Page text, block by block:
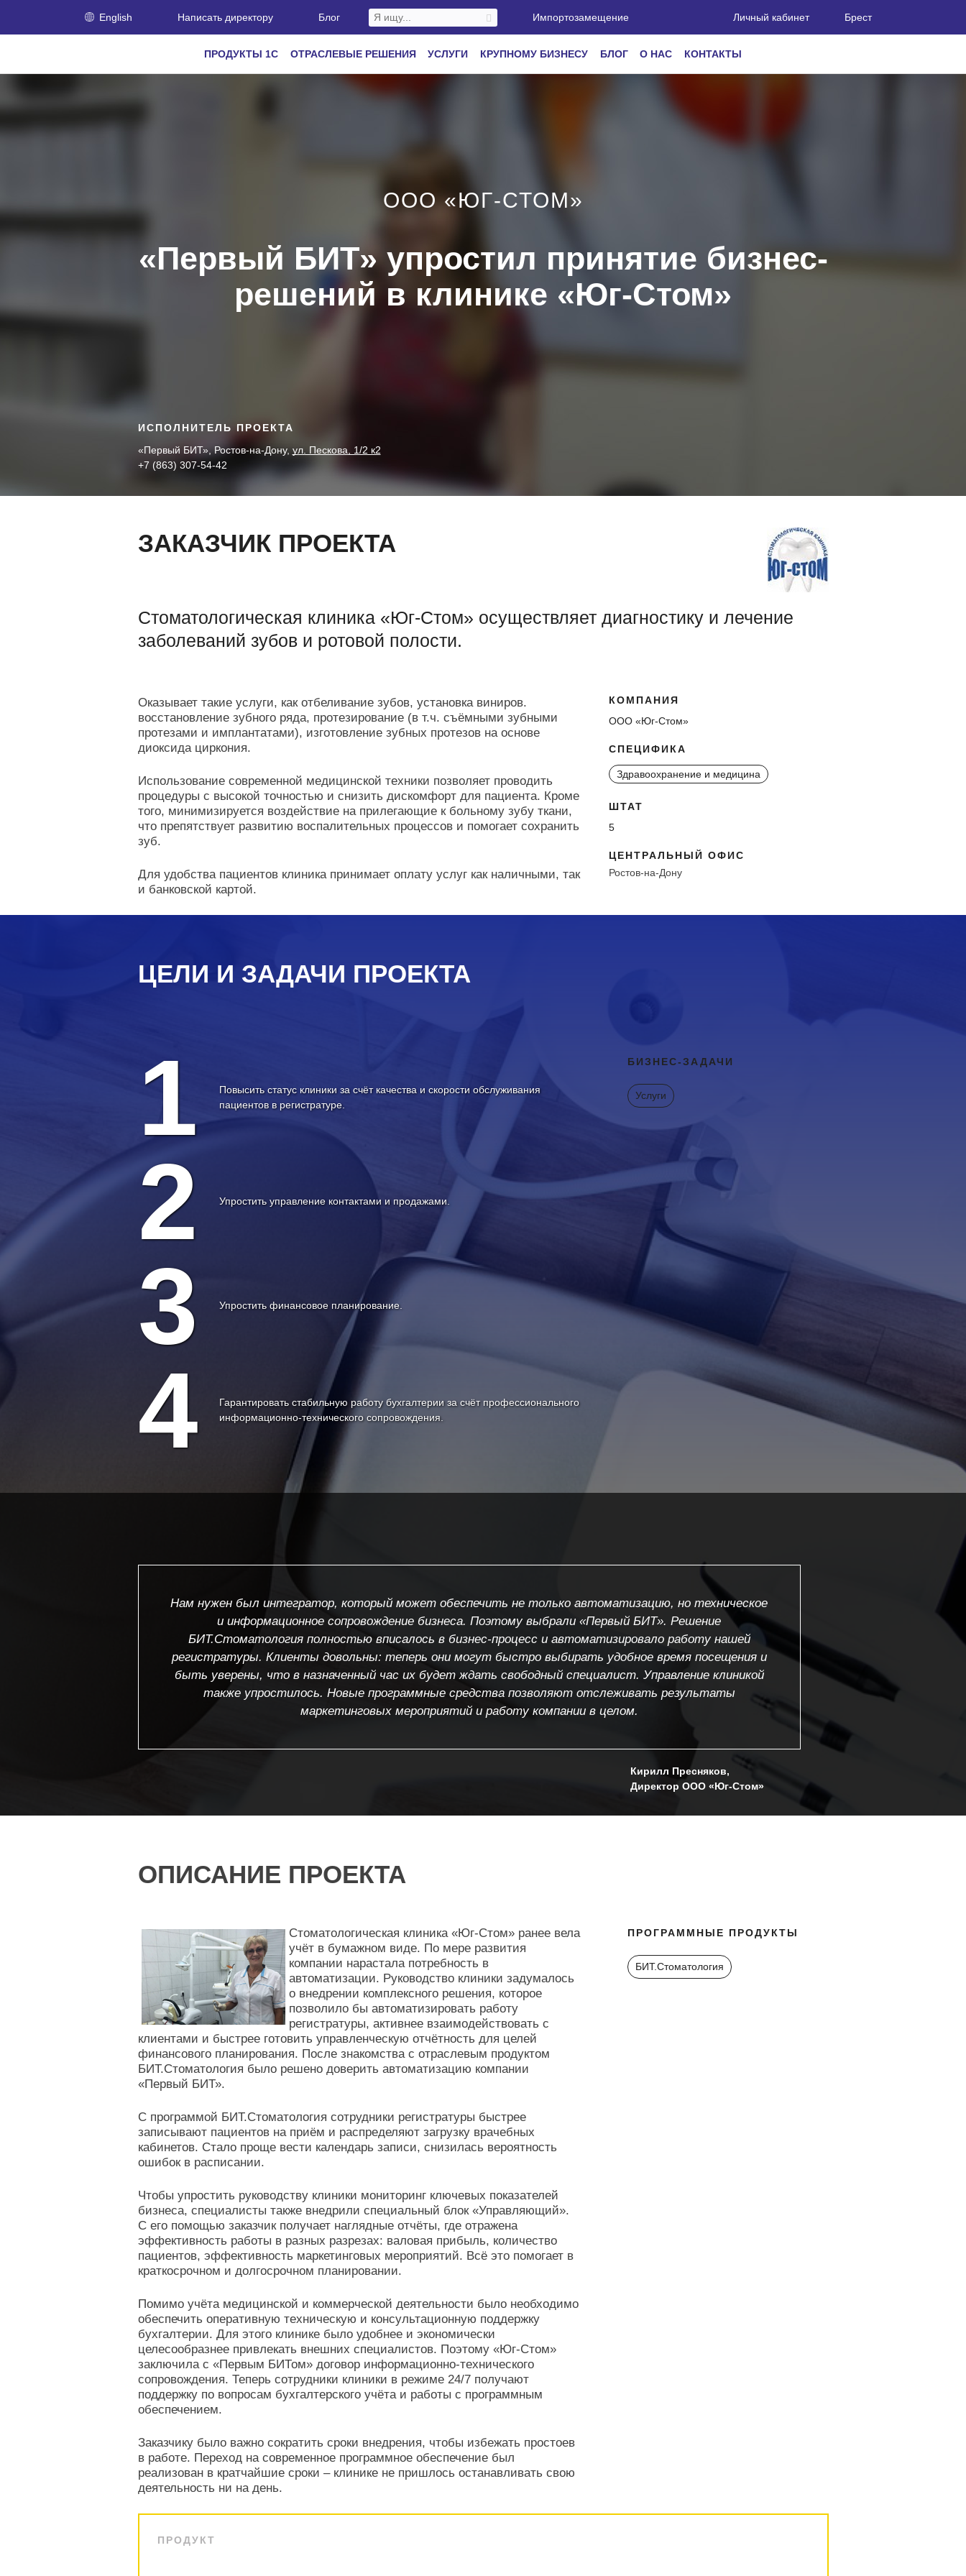
English Написать директору Блог Импортозамещение Личный кабинет Брест
ПРОДУКТЫ 1С ОТРАСЛЕВЫЕ РЕШЕНИЯ УСЛУГИ КРУПНОМУ БИЗНЕСУ БЛОГ О НАС КОНТАКТЫ
ООО «ЮГ-СТОМ»
«Первый БИТ» упростил принятие бизнес-
решений в клинике «Юг-Стом»
ИСПОЛНИТЕЛЬ ПРОЕКТА
«Первый БИТ», Ростов-на-Дону, ул. Пескова, 1/2 к2
+7 (863) 307-54-42
ЗАКАЗЧИК ПРОЕКТА
Стоматологическая клиника «Юг-Стом» осуществляет диагностику и лечение
заболеваний зубов и ротовой полости.
Оказывает такие услуги, как отбеливание зубов, установка виниров.
восстановление зубного ряда, протезирование (в т.ч. съёмными зубными
протезами и имплантатами), изготовление зубных протезов на основе
диоксида циркония.
Использование современной медицинской техники позволяет проводить
процедуры с высокой точностью и снизить дискомфорт для пациента. Кроме
того, минимизируется воздействие на прилегающие к больному зубу ткани,
что препятствует развитию воспалительных процессов и помогает сохранить
зуб.
Для удобства пациентов клиника принимает оплату услуг как наличными, так
и банковской картой.
КОМПАНИЯ
ООО «Юг-Стом»
СПЕЦИФИКА
Здравоохранение и медицина
ШТАТ
5
ЦЕНТРАЛЬНЫЙ ОФИС
Ростов-на-Дону
ЦЕЛИ И ЗАДАЧИ ПРОЕКТА
1
Повысить статус клиники за счёт качества и скорости обслуживания
пациентов в регистратуре.
2 Упростить управление контактами и продажами.
3 Упростить финансовое планирование.
4
Гарантировать стабильную работу бухгалтерии за счёт профессионального
информационно-технического сопровождения.
БИЗНЕС-ЗАДАЧИ
Услуги
Нам нужен был интегратор, который может обеспечить не только автоматизацию, но техническое
и информационное сопровождение бизнеса. Поэтому выбрали «Первый БИТ». Решение
БИТ.Стоматология полностью вписалось в бизнес-процесс и автоматизировало работу нашей
регистратуры. Клиенты довольны: теперь они могут быстро выбирать удобное время посещения и
быть уверены, что в назначенный час их будет ждать свободный специалист. Управление клиникой
также упростилось. Новые программные средства позволяют отслеживать результаты
маркетинговых мероприятий и работу компании в целом.
Кирилл Пресняков,
Директор ООО «Юг-Стом»
ОПИСАНИЕ ПРОЕКТА
Стоматологическая клиника «Юг-Стом» ранее вела
учёт в бумажном виде. По мере развития
компании нарастала потребность в
автоматизации. Руководство клиники задумалось
о внедрении комплексного решения, которое
позволило бы автоматизировать работу
регистратуры, активнее взаимодействовать с
клиентами и быстрее готовить управленческую отчётность для целей
финансового планирования. После знакомства с отраслевым продуктом
БИТ.Стоматология было решено доверить автоматизацию компании
«Первый БИТ».
С программой БИТ.Стоматология сотрудники регистратуры быстрее
записывают пациентов на приём и распределяют загрузку врачебных
кабинетов. Стало проще вести календарь записи, снизилась вероятность
ошибок в расписании.
Чтобы упростить руководству клиники мониторинг ключевых показателей
бизнеса, специалисты также внедрили специальный блок «Управляющий».
С его помощью заказчик получает наглядные отчёты, где отражена
эффективность работы в разных разрезах: валовая прибыль, количество
пациентов, эффективность маркетинговых мероприятий. Всё это помогает в
краткосрочном и долгосрочном планировании.
Помимо учёта медицинской и коммерческой деятельности было необходимо
обеспечить оперативную техническую и консультационную поддержку
бухгалтерии. Для этого клинике было удобнее и экономически
целесообразнее привлекать внешних специалистов. Поэтому «Юг-Стом»
заключила с «Первым БИТом» договор информационно-технического
сопровождения. Теперь сотрудники клиники в режиме 24/7 получают
поддержку по вопросам бухгалтерского учёта и работы с программным
обеспечением.
Заказчику было важно сократить сроки внедрения, чтобы избежать простоев
в работе. Переход на современное программное обеспечение был
реализован в кратчайшие сроки – клинике не пришлось останавливать свою
деятельность ни на день.
ПРОГРАММНЫЕ ПРОДУКТЫ
БИТ.Стоматология
ПРОДУКТ